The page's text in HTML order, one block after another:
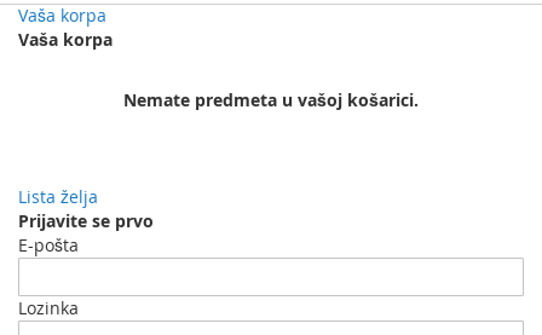
Vaša korpa
Vaša korpa
Nemate predmeta u vašoj košarici.
Lista želja
Prijavite se prvo
E-pošta
Lozinka